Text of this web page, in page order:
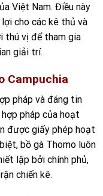
Việt Nam. Điều này
cho các kê thủ và
thú vị để tham gia
giải trí.
Campuchia
pháp và đáng tin
pháp của hoạt
được giấy phép hoạt
bồ gà Thomo luôn
lập bởi chính phủ,
chiến kê.